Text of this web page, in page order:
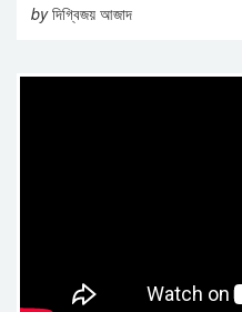
byদিগ্বিজয় আজাদ